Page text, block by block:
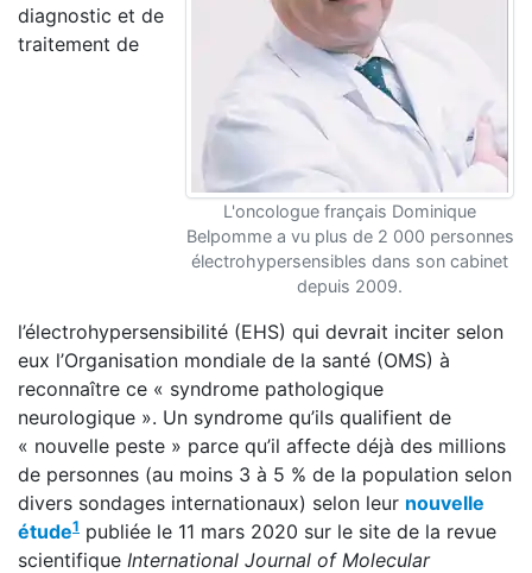
L'oncologue français Dominique
Belpomme a vu plus de 2 000 personnes
électrohypersensibles dans son cabinet
depuis 2009.
diagnostic et de
traitement de
l’électrohypersensibilité (EHS) qui devrait inciter selon
eux l’Organisation mondiale de la santé (OMS) à
reconnaître ce « syndrome pathologique
neurologique ». Un syndrome qu’ils qualifient de
« nouvelle peste » parce qu’il affecte déjà des millions
de personnes (au moins 3 à 5 % de la population selon
divers sondages internationaux) selon leur nouvelle
étude1 publiée le 11 mars 2020 sur le site de la revue
scientifique International Journal of Molecular